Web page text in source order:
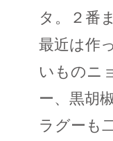
タ。２番
最近は作
いものニ
ー、黒胡
ラグーも